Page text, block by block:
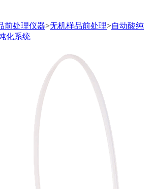
前处理仪器>无机样品前处理>自动酸纯
化系统